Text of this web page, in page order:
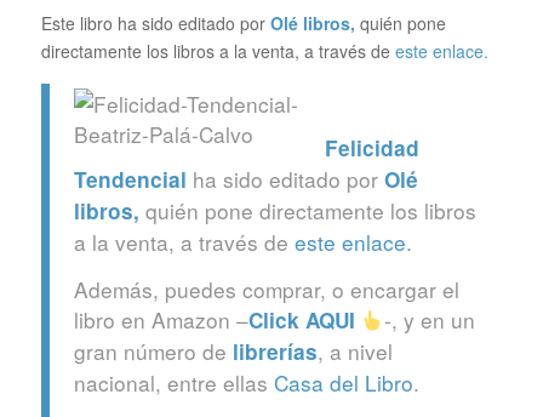
Este libro ha sido editado por Olé libros, quién pone
directamente los libros a la venta, a través de este enlace.
Felicidad
Tendencial ha sido editado por Olé
libros, quién pone directamente los libros
a la venta, a través de este enlace.
Además, puedes comprar, o encargar el
libro en Amazon –Click AQUI
-, y en un
gran número de librerías, a nivel
nacional, entre ellas Casa del Libro.